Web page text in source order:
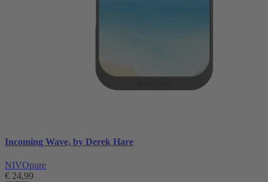
Incoming Wave, by Derek Hare
NIVOpure
€ 24,99